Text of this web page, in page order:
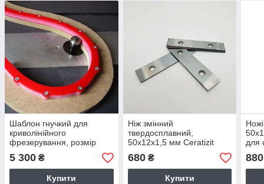
Шаблон гнучкий для
криволінійного
фрезерування, розмір
12х12х1200 мм.
5 300 ₴
Купити
Ніж змінний
твердосплавний,
50х12х1,5 мм Ceratizit
(Люксембург)
680₴
Купити
для
880